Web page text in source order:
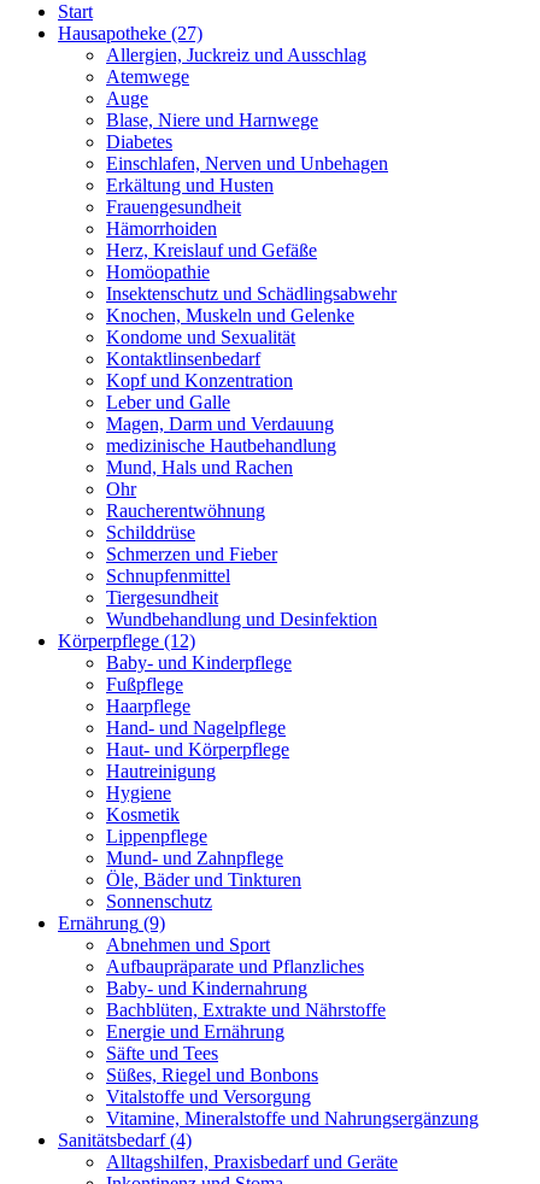
Start
Hausapotheke (27)
Allergien, Juckreiz und Ausschlag
Atemwege
Auge
Blase, Niere und Harnwege
Diabetes
Einschlafen, Nerven und Unbehagen
Erkältung und Husten
Frauengesundheit
Hämorrhoiden
Herz, Kreislauf und Gefäße
Homöopathie
Insektenschutz und Schädlingsabwehr
Knochen, Muskeln und Gelenke
Kondome und Sexualität
Kontaktlinsenbedarf
Kopf und Konzentration
Leber und Galle
Magen, Darm und Verdauung
medizinische Hautbehandlung
Mund, Hals und Rachen
Ohr
Raucherentwöhnung
Schilddrüse
Schmerzen und Fieber
Schnupfenmittel
Tiergesundheit
Wundbehandlung und Desinfektion
Körperpflege (12)
Baby- und Kinderpflege
Fußpflege
Haarpflege
Hand- und Nagelpflege
Haut- und Körperpflege
Hautreinigung
Hygiene
Kosmetik
Lippenpflege
Mund- und Zahnpflege
Öle, Bäder und Tinkturen
Sonnenschutz
Ernährung (9)
Abnehmen und Sport
Aufbaupräparate und Pflanzliches
Baby- und Kindernahrung
Bachblüten, Extrakte und Nährstoffe
Energie und Ernährung
Säfte und Tees
Süßes, Riegel und Bonbons
Vitalstoffe und Versorgung
Vitamine, Mineralstoffe und Nahrungsergänzung
Sanitätsbedarf(4)
Alltagshilfen, Praxisbedarf und Geräte